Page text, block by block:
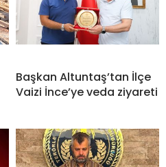
Başkan Altuntaş’tan İlçe
Vaizi İnce’ye veda ziyareti